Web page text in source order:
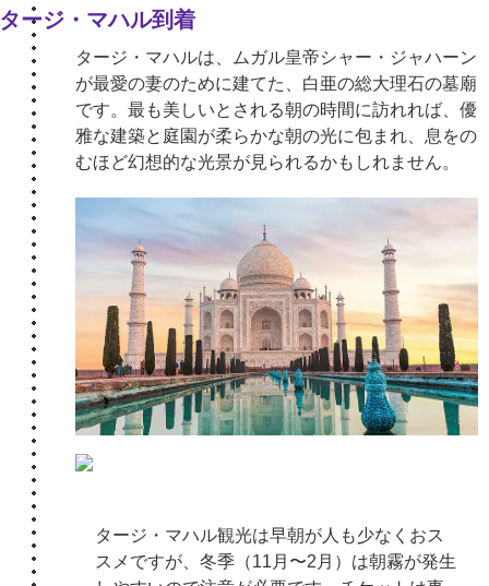
タージ・マハル到着
タージ・マハルは、ムガル皇帝シャー・ジャハーン
が最愛の妻のために建てた、白亜の総大理石の墓廟
です。最も美しいとされる朝の時間に訪れれば、優
雅な建築と庭園が柔らかな朝の光に包まれ、息をの
むほど幻想的な光景が見られるかもしれません。
タージ・マハル観光は早朝が人も少なくおス
スメですが、冬季（11月〜2月）は朝霧が発生